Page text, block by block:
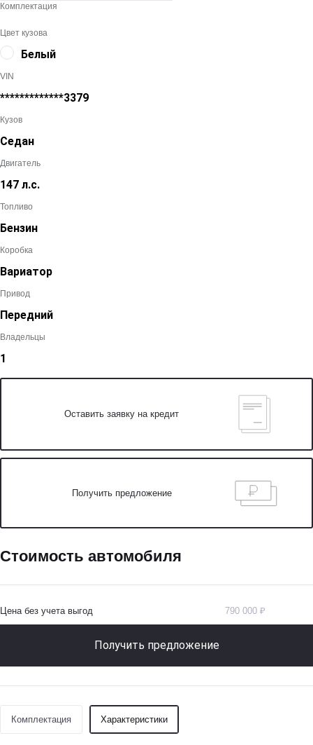
Комплектация
Цвет кузова
Белый
VIN
*************3379
Кузов
Седан
Двигатель
147 л.с.
Топливо
Бензин
Коробка
Вариатор
Привод
Передний
Владельцы
1
Оставить заявку на кредит
Получить предложение
Стоимость автомобиля
Цена без учета выгод 790 000 ₽
Получить предложение
Комплектация Характеристики